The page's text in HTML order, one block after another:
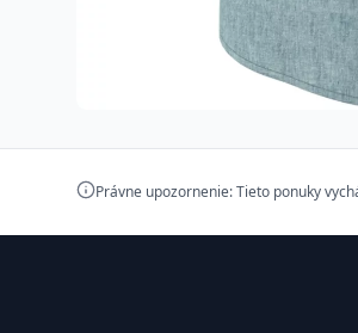
Právne upozornenie: Tieto ponuky